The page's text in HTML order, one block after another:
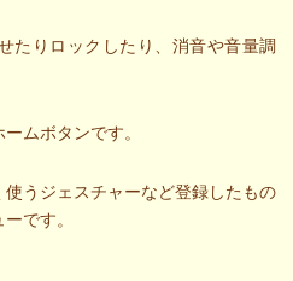
りロックしたり、消音や音量調
ムボタンです。
うジェスチャーなど登録したもの
です。